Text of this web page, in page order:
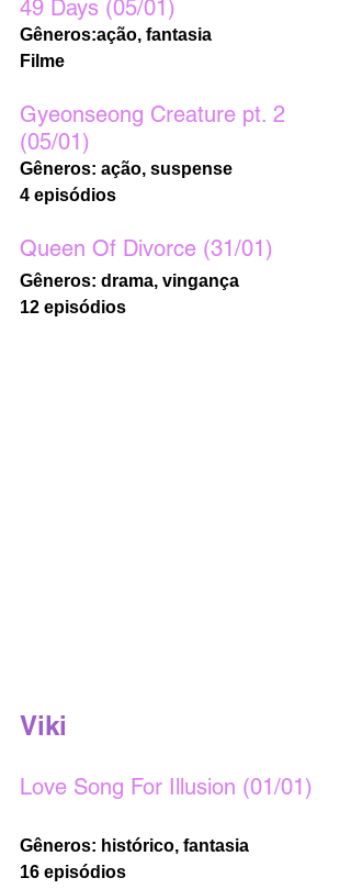
49 Days (05/01)
Gêneros:ação, fantasia
Filme
Gyeonseong Creature pt. 2
(05/01)
Gêneros: ação, suspense
4 episódios
Queen Of Divorce (31/01)
Gêneros: drama, vingança
12 episódios
Viki
Love Song For Illusion (01/01)
Gêneros: histórico, fantasia
16 episódios